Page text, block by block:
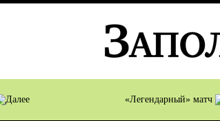
«Легендарный» матч